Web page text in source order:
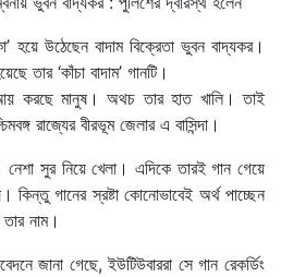
হয়ে উঠেছেন বাদাম বিক্রেতা ভুবন বাদ্যকর।
তার ‘কাঁচা বাদাম’ গানটি।
করছে মানুষ। অথচ তার হাত খালি। তাই
রাজ্যের বীরভূম জেলার এ বাসিন্দা।
নেশা সুর নিয়ে খেলা। এদিকে তারই গান গেয়ে
কিন্তু গানের স্রষ্টা কোনোভাবেই অর্থ পাচ্ছেন
নাম।
জানা গেছে, ইউটিউবাররা সে গান রেকর্ডিং